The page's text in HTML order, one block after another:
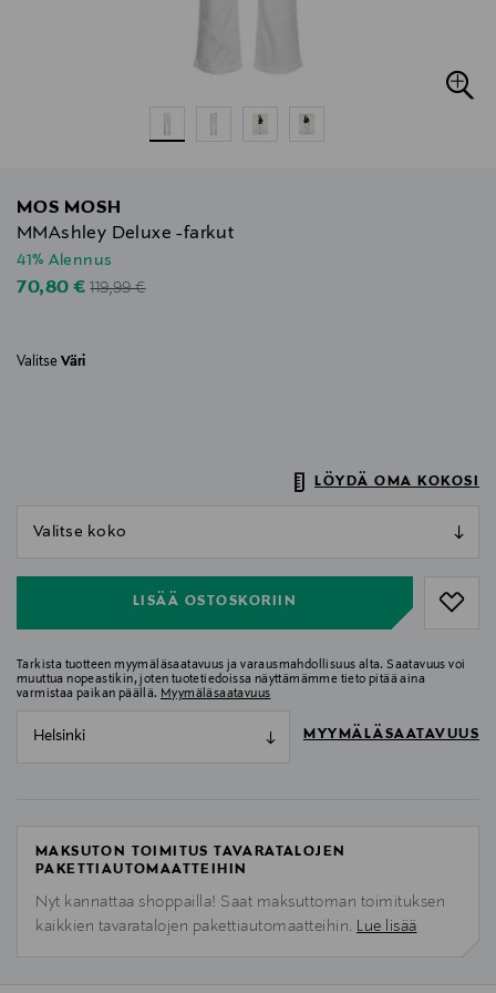
MOS MOSH
MMAshley Deluxe -farkut
41% Alennus
Discounted Price
70,80 €Original Price
119,99 €
Valitse Väri
LÖYDÄ OMA KOKOSI
LISÄÄ OSTOSKORIIN
Tarkista tuotteen myymäläsaatavuus ja varausmahdollisuus alta. Saatavuus voi
muuttua nopeastikin, joten tuotetiedoissa näyttämämme tieto pitää aina
varmistaa paikan päällä. Myymäläsaatavuus
Helsinki MYYMÄLÄSAATAVUUS
MAKSUTON TOIMITUS TAVARATALOJEN
PAKETTIAUTOMAATTEIHIN
Nyt kannattaa shoppailla! Saat maksuttoman toimituksen
kaikkien tavaratalojen pakettiautomaatteihin. Lue lisää